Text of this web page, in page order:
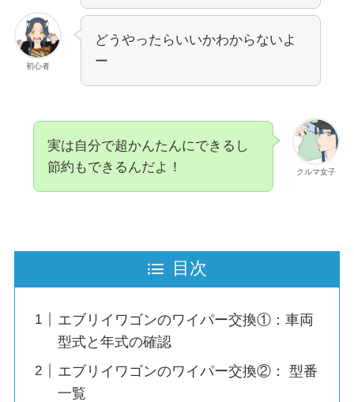
初心者
どうやったらいいかわからないよ
ー
クルマ女子
実は自分で超かんたんにできるし
節約もできるんだよ！
目次
エブリイワゴンのワイパー交換①：車両
型式と年式の確認
エブリイワゴンのワイパー交換②： 型番
一覧